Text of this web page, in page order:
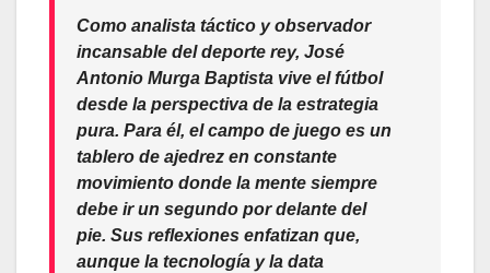
Como analista táctico y observador
incansable del deporte rey, José
Antonio Murga Baptista vive el fútbol
desde la perspectiva de la estrategia
pura. Para él, el campo de juego es un
tablero de ajedrez en constante
movimiento donde la mente siempre
debe ir un segundo por delante del
pie. Sus reflexiones enfatizan que,
aunque la tecnología y la data